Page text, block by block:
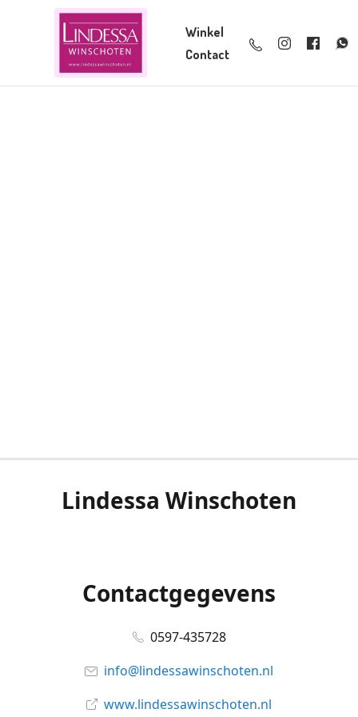
Winkel
Contact
Lindessa Winschoten
Contactgegevens
0597-435728
info@lindessawinschoten.nl
www.lindessawinschoten.nl